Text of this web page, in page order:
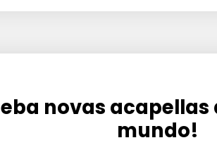
novas
mundo!